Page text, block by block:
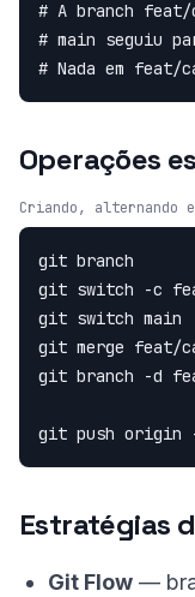
# A branch
# main seguiu
# Nada em feat/
Operações
Criando, alternando
git branch
git switch -c
git switch
git merge feat/
git branch -d
git push origin
Estratégias
Git Flow —